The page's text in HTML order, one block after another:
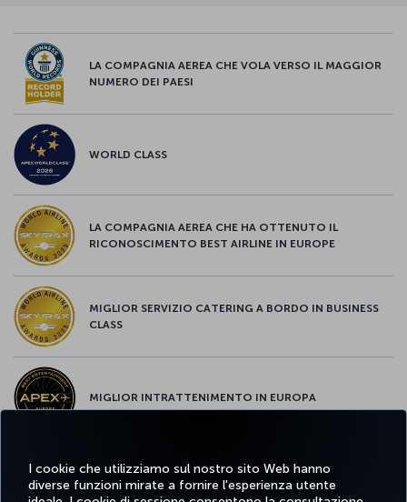
I cookie che utilizziamo sul nostro sito Web hanno
diverse funzioni mirate a fornire l'esperienza utente
LA COMPAGNIA AEREA CHE VOLA VERSO IL MAGGIOR
NUMERO DEI PAESI
WORLD CLASS
LA COMPAGNIA AEREA CHE HA OTTENUTO IL
RICONOSCIMENTO BEST AIRLINE IN EUROPE
MIGLIOR SERVIZIO CATERING A BORDO IN BUSINESS
CLASS
MIGLIOR INTRATTENIMENTO IN EUROPA
MIGLIOR WI-FI D'EUROPA